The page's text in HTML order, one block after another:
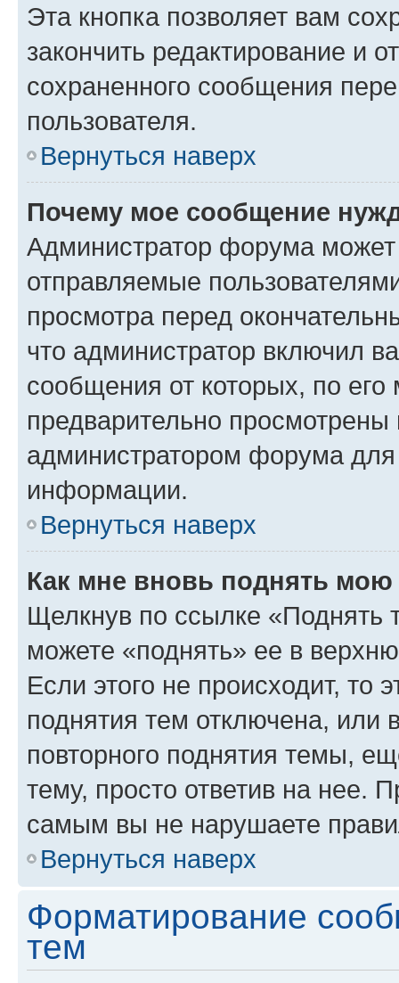
Эта кнопка позволяет вам
закончить редактирование и
сохраненного сообщения
пользователя.
Вернуться наверх
Почему мое сообщение
Администратор форума
отправляемые
просмотра перед
что администратор включил
сообщения от которых, по
предварительно
администратором форума
информации.
Вернуться наверх
Как мне вновь поднять мою
Щелкнув по ссылке «Поднять
можете «поднять» ее в
Если этого не происходит, то
поднятия тем отключена, или
повторного поднятия темы,
тему, просто ответив на нее.
самым вы не нарушаете
Вернуться наверх
Форматирование
тем